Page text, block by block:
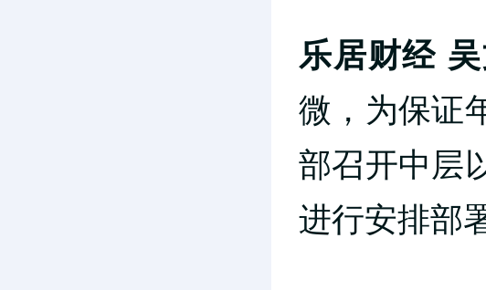
乐居财经
微，为保证
部召开中层
进行安排部